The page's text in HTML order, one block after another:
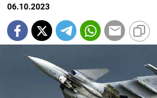
06.10.2023